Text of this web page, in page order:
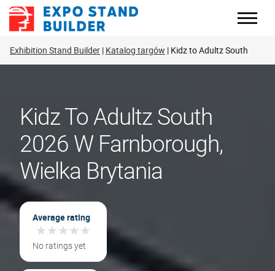
Skip
Exhibition Stand Builder Katalog targów Kidz to Adultz South
Kidz To Adultz South
2026 W Farnborough,
Wielka Brytania
Average rating
★★★★★
★★★★★
No ratings yet